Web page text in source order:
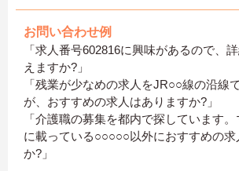
お問い合わせ例
「求人番号602816に興味があるので、
えますか?」
「残業が少なめの求人をJR○○線の沿線
が、おすすめの求人はありますか?」
「介護職の募集を都内で探しています
に載っている○○○○○以外におすすめの求
か?」